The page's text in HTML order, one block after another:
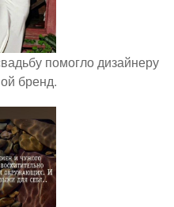
помогло дизайнеру
бренд.